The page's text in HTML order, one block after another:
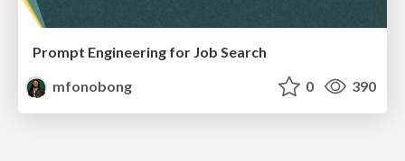
Prompt Engineering for Job Search
mfonobong
0 390